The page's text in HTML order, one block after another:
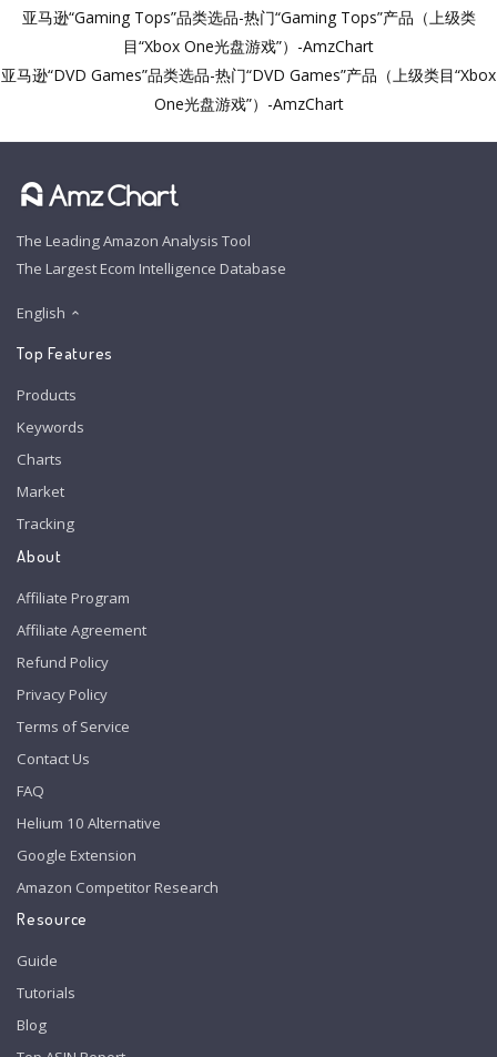
亚马逊“Gaming Tops”品类选品-热门“Gaming Tops”产品（上级类
目“Xbox One光盘游戏”）-AmzChart
亚马逊“DVD Games”品类选品-热门“DVD Games”产品（上级类目“Xbox
One光盘游戏”）-AmzChart
The Leading Amazon Analysis Tool
The Largest Ecom Intelligence Database
English
Top Features
Products
Keywords
Charts
Market
Tracking
About
Affiliate Program
Affiliate Agreement
Refund Policy
Privacy Policy
Terms of Service
Contact Us
FAQ
Helium 10 Alternative
Google Extension
Amazon Competitor Research
Resource
Guide
Tutorials
Blog